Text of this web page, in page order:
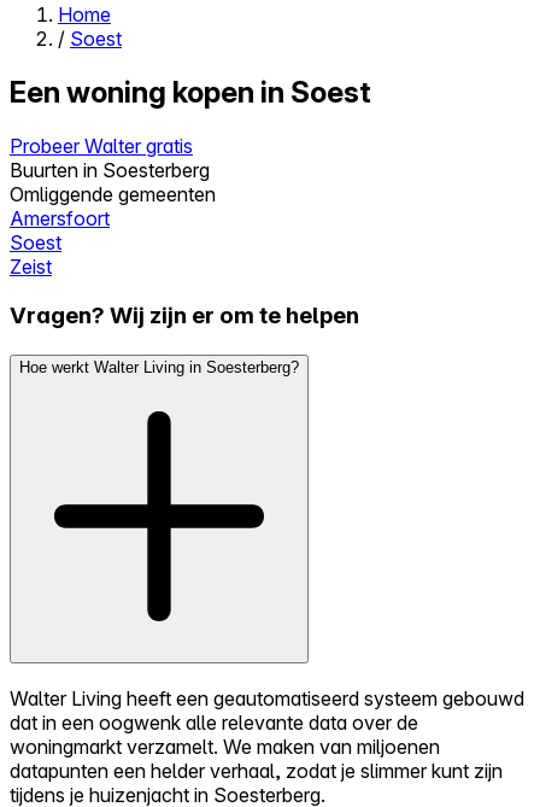
Close menu
Zelf kopen
Alles-in-één
Reviews
Log in
Probeer Walter gratis
Home
/ Soest
Een woning kopen in Soest
Probeer Walter gratis
Buurten in Soesterberg
Omliggende gemeenten
Amersfoort
Soest
Zeist
Vragen? Wij zijn er om te helpen
Hoe werkt Walter Living in Soesterberg?
Walter Living heeft een geautomatiseerd systeem gebouwd
dat in een oogwenk alle relevante data over de
woningmarkt verzamelt. We maken van miljoenen
datapunten een helder verhaal, zodat je slimmer kunt zijn
tijdens je huizenjacht in Soesterberg.